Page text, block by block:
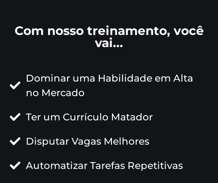
Com nosso treinamento, você
vai...
Dominar uma Habilidade em Alta
no Mercado
Ter um Currículo Matador
Disputar Vagas Melhores
Automatizar Tarefas Repetitivas